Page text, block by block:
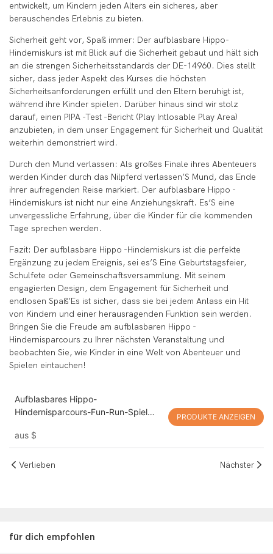
entwickelt, um Kindern jeden Alters ein sicheres, aber
berauschendes Erlebnis zu bieten.
Sicherheit geht vor, Spaß immer: Der aufblasbare Hippo-
Hinderniskurs ist mit Blick auf die Sicherheit gebaut und hält sich
an die strengen Sicherheitsstandards der DE-14960. Dies stellt
sicher, dass jeder Aspekt des Kurses die höchsten
Sicherheitsanforderungen erfüllt und den Eltern beruhigt ist,
während ihre Kinder spielen. Darüber hinaus sind wir stolz
darauf, einen PIPA -Test -Bericht (Play Intlosable Play Area)
anzubieten, in dem unser Engagement für Sicherheit und Qualität
weiterhin demonstriert wird.
Durch den Mund verlassen: Als großes Finale ihres Abenteuers
werden Kinder durch das Nilpferd verlassen’S Mund, das Ende
ihrer aufregenden Reise markiert. Der aufblasbare Hippo -
Hinderniskurs ist nicht nur eine Anziehungskraft. Es’S eine
unvergessliche Erfahrung, über die Kinder für die kommenden
Tage sprechen werden.
Fazit: Der aufblasbare Hippo -Hinderniskurs ist die perfekte
Ergänzung zu jedem Ereignis, sei es’S Eine Geburtstagsfeier,
Schulfete oder Gemeinschaftsversammlung. Mit seinem
engagierten Design, dem Engagement für Sicherheit und
endlosen Spaß’Es ist sicher, dass sie bei jedem Anlass ein Hit
von Kindern und einer herausragenden Funktion sein werden.
Bringen Sie die Freude am aufblasbaren Hippo -
Hindernisparcours zu Ihrer nächsten Veranstaltung und
beobachten Sie, wie Kinder in eine Welt von Abenteuer und
Spielen eintauchen!
Aufblasbares Hippo-
Hindernisparcours-Fun-Run-Spiel
bereit für wilden Spaß!
aus $
PRODUKTE ANZEIGEN
Verlieben Nächster
für dich empfohlen